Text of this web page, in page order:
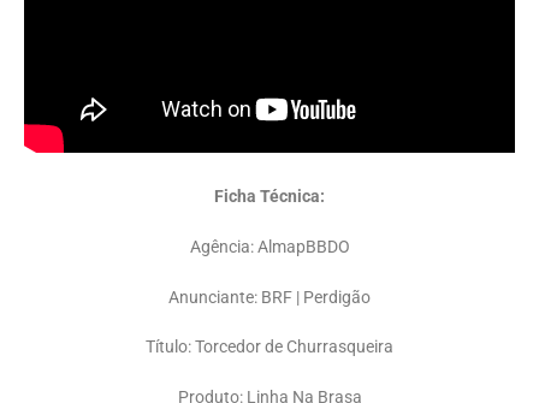
Ficha Técnica:
Agência: AlmapBBDO
Anunciante: BRF | Perdigão
Título: Torcedor de Churrasqueira
Produto: Linha Na Brasa